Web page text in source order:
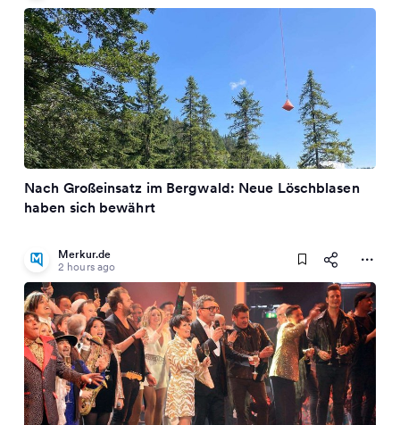
Nach Großeinsatz im Bergwald: Neue Löschblasen
haben sich bewährt
Merkur.de
2 hours ago